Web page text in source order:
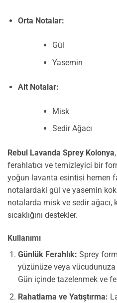
Orta Notalar:
Gül
Yasemin
Alt Notalar:
Misk
Sedir Ağacı
Rebul Lavanda Sprey Kolonya
ferahlatıcı ve temizleyici bir
yoğun lavanta esintisi hemen
notalardaki gül ve yasemin
notalarda misk ve sedir ağacı,
sıcaklığını destekler.
Kullanımı
Günlük Ferahlık: Sprey
yüzünüze veya
Gün içinde tazelenmek ve
Rahatlama ve Yatıştırma: